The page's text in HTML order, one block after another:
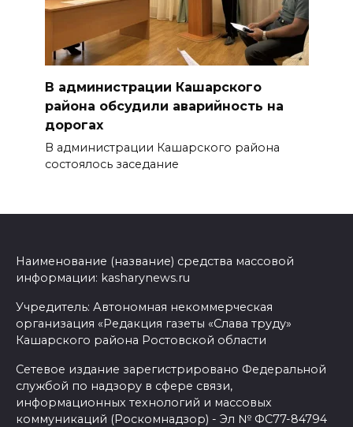
В администрации Кашарского
района обсудили аварийность на
дорогах
В администрации Кашарского района
состоялось заседание
Наименование (название) средства массовой
информации: kasharynews.ru
Учредитель: Автономная некоммерческая
организация «Редакция газеты «Слава труду»
Кашарского района Ростовской области
Сетевое издание зарегистрировано Федеральной
службой по надзору в сфере связи,
информационных технологий и массовых
коммуникаций (Роскомнадзор) - Эл № ФС77-84794